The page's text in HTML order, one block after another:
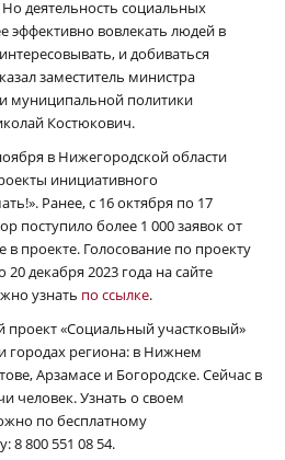
деятельность социальных
эффективно вовлекать людей в
и добиваться
заместитель министра
муниципальной политики
Костюкович.
в Нижегородской области
инициативного
Ранее, с 16 октября по 17
поступило более 1 000 заявок от
в проекте. Голосование по проекту
декабря 2023 года на сайте
узнать по ссылке.
«Социальный участковый»
городах региона: в Нижнем
Арзамасе и Богородске. Сейчас в
человек. Узнать о своем
по бесплатному
8 800 551 08 54.